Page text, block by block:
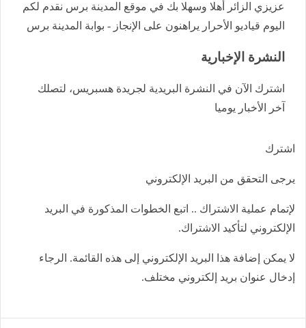
عزيزي الزائر أهلا وسهلا بك في موقع المدينة برس نقدم لكم
اليوم قياديو الأحرار يراهنون على الإنجاز - بوابة المدينة برس
النشرة الإخبارية
اشترك الآن في النشرة البريدية لجريدة هسبريس، لتصلك
آخر الأخبار يوميا
اشترك
يرجى التحقق من البريد الإلكتروني
لإتمام عملية الاشتراك .. اتبع الخطوات المذكورة في البريد
الإلكتروني لتأكيد الاشتراك.
لا يمكن إضافة هذا البريد الإلكتروني إلى هذه القائمة. الرجاء
إدخال عنوان بريد إلكتروني مختلف.